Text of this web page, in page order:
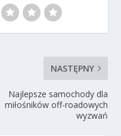
NASTĘPNY
Najlepsze samochody dla
miłośników off-roadowych
wyzwań